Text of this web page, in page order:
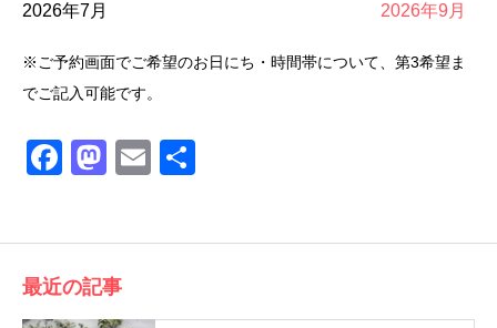
2026年7月 2026年9月
※ご予約画面でご希望のお日にち・時間帯について、第3希望ま
でご記入可能です。
Facebook
Mastodon
Email
最近の記事